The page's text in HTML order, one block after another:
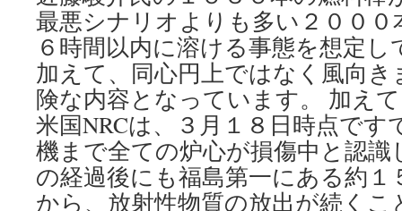
で
す
か」
via
Yahoo!
Japan
ニ
ュ
ー
ス
最悪シナリオよりも多い２０００
６時間以内に溶ける事態を想定
加えて、同心円上ではなく風向
険な内容となっています。 加え
米国NRCは、３月１８日時点です
機まで全ての炉心が損傷中と認識
の経過後にも福島第一にある約１
から、放射性物質の放出が続く